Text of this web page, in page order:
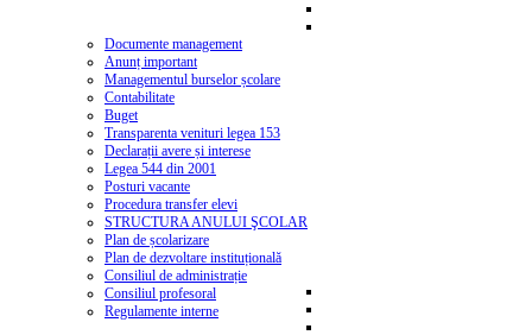
Documente management
Anunț important
Managementul burselor școlare
Contabilitate
Buget
Transparenta venituri legea 153
Declarații avere și interese
Legea 544 din 2001
Posturi vacante
Procedura transfer elevi
STRUCTURA ANULUI ŞCOLAR
Plan de școlarizare
Plan de dezvoltare instituțională
Consiliul de administrație
Consiliul profesoral
Regulamente interne